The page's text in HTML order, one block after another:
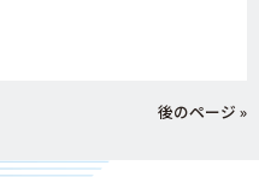
後のページ »